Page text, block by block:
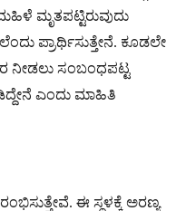
ಮೃತಪಟ್ಟಿರುವುದು
ಪ್ರಾರ್ಥಿಸುತ್ತೇನೆ. ಕೂಡಲೇ
ನೀಡಲು ಸಂಬಂಧಪಟ್ಟ
ಎಂದು ಮಾಹಿತಿ
ಈ ಸ್ಥಳಕ್ಕೆ ಅರಣ್ಯ